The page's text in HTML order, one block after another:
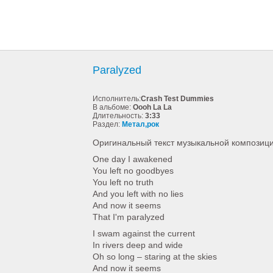
Paralyzed
Исполнитель:Crash Test Dummies
В альбоме: Oooh La La
Длительность: 3:33
Раздел: Метал,рок
Оригинальный текст музыкальной
One day I awakened
You left no goodbyes
You left no truth
And you left with no lies
And now it seems
That I'm paralyzed
I swam against the current
In rivers deep and wide
Oh so long – staring at the skies
And now it seems